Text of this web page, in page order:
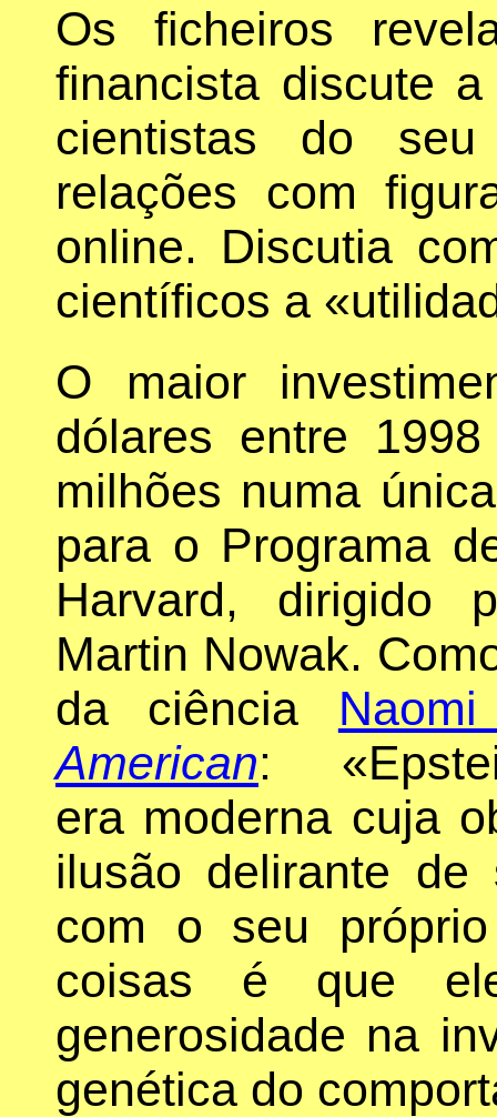
Os ficheiros
financista discute
cientistas do
relações com
online. Discutia
científicos a
O maior
dólares entre
milhões numa
para o Programa
Harvard, dirigido
Martin Nowak.
da ciência
American:
era moderna cuja
ilusão delirante de
com o seu
coisas é que
generosidade na
genética do